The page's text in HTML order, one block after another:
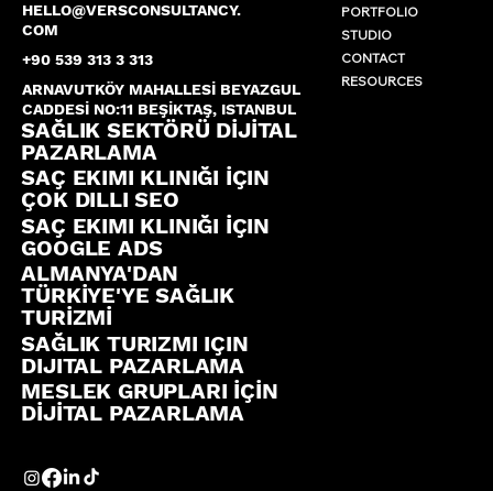
HELLO@VERSCONSULTANCY.
COM
+90 539 313 3 313
ARNAVUTKÖY MAHALLESİ BEYAZGUL
CADDESİ NO:11 BEŞİKTAŞ, ISTANBUL
SAĞLIK SEKTÖRÜ DİJİTAL
PAZARLAMA
SAÇ EKIMI KLINIĞI İÇIN
ÇOK DILLI SEO
SAÇ EKIMI KLINIĞI İÇIN
GOOGLE ADS
ALMANYA'DAN
TÜRKİYE'YE SAĞLIK
TURİZMİ
SAĞLIK TURIZMI IÇIN
DIJITAL PAZARLAMA
MESLEK GRUPLARI İÇİN
DİJİTAL PAZARLAMA
PORTFOLIO
STUDIO
CONTACT
RESOURCES